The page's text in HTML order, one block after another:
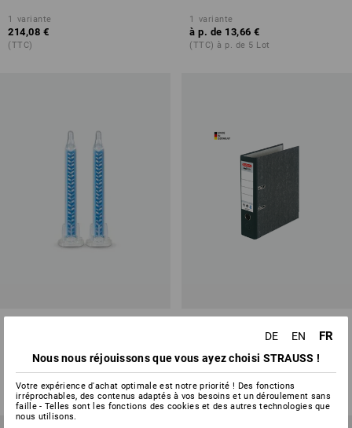
1 variante
214,08 €
(TTC)
1 variante
à p. de 13,66 €
(TTC) à p. de 5 Lot
variante
à p. de 2,49 €
(TTC) à p. de 12 Lot
1 couleur
(TTC) à p. de 20 Pièces
DE EN FR
Nous nous réjouissons que vous ayez choisi STRAUSS !
Votre expérience d'achat optimale est notre priorité ! Des fonctions
irréprochables, des contenus adaptés à vos besoins et un déroulement sans
faille - Telles sont les fonctions des cookies et des autres technologies que
nous utilisons.